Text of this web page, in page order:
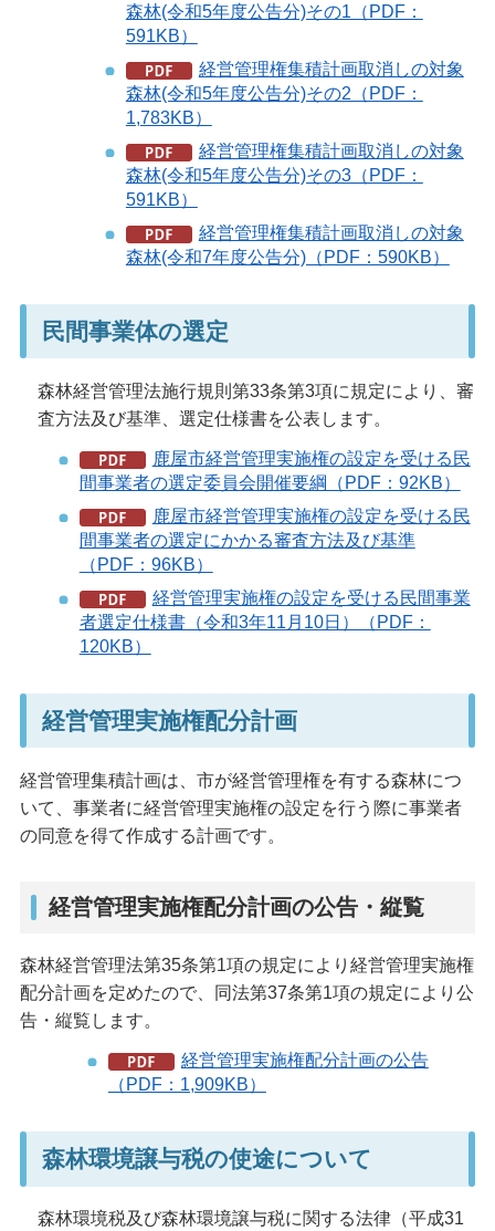
森林(令和5年度公告分)その1（PDF：
591KB）
経営管理権集積計画取消しの対象
森林(令和5年度公告分)その2（PDF：
1,783KB）
経営管理権集積計画取消しの対象
森林(令和5年度公告分)その3（PDF：
591KB）
経営管理権集積計画取消しの対象
森林(令和7年度公告分)（PDF：590KB）
民間事業体の選定
森林経営管理法施行規則第33条第3項に規定により、審
査方法及び基準、選定仕様書を公表します。
鹿屋市経営管理実施権の設定を受ける民
間事業者の選定委員会開催要綱（PDF：92KB）
鹿屋市経営管理実施権の設定を受ける民
間事業者の選定にかかる審査方法及び基準
（PDF：96KB）
経営管理実施権の設定を受ける民間事業
者選定仕様書（令和3年11月10日）（PDF：
120KB）
経営管理実施権配分計画
経営管理集積計画は、市が経営管理権を有する森林につ
いて、事業者に経営管理実施権の設定を行う際に事業者
の同意を得て作成する計画です。
経営管理実施権配分計画の公告・縦覧
森林経営管理法第35条第1項の規定により経営管理実施権
配分計画を定めたので、同法第37条第1項の規定により公
告・縦覧します。
経営管理実施権配分計画の公告
（PDF：1,909KB）
森林環境譲与税の使途について
森林環境税及び森林環境譲与税に関する法律（平成31